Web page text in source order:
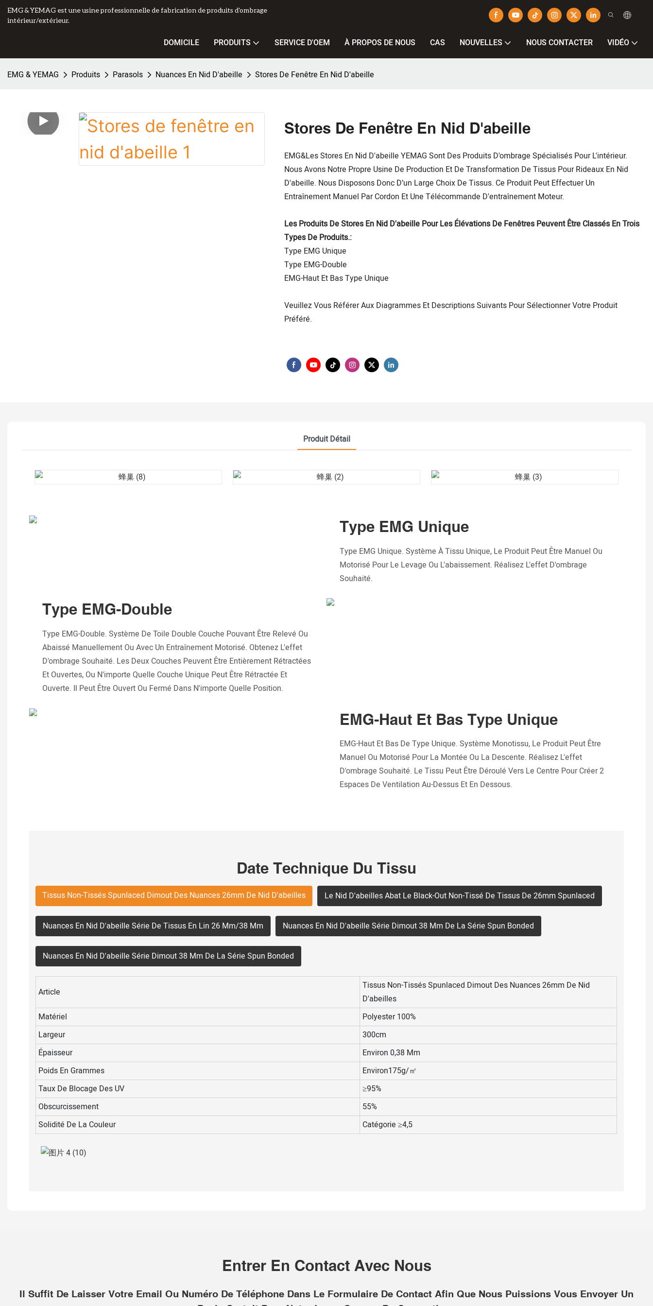
EMG & YEMAG est une usine professionnelle de fabrication de produits d'ombrage
intérieur/extérieur.
DOMICILE PRODUITS SERVICE D'OEM À PROPOS DE NOUS CAS NOUVELLES NOUS CONTACTER VIDÉO
EMG & YEMAG Produits Parasols Nuances En Nid D'abeille Stores De Fenêtre En Nid D'abeille
Stores De Fenêtre En Nid D'abeille
EMG&Les Stores En Nid D'abeille YEMAG Sont Des Produits D'ombrage Spécialisés Pour L'intérieur.
Nous Avons Notre Propre Usine De Production Et De Transformation De Tissus Pour Rideaux En Nid
D'abeille. Nous Disposons Donc D’un Large Choix De Tissus. Ce Produit Peut Effectuer Un
Entraînement Manuel Par Cordon Et Une Télécommande D'entraînement Moteur.
Les Produits De Stores En Nid D'abeille Pour Les Élévations De Fenêtres Peuvent Être Classés En Trois
Types De Produits.:
Type EMG Unique
Type EMG-Double
EMG-Haut Et Bas Type Unique
Veuillez Vous Référer Aux Diagrammes Et Descriptions Suivants Pour Sélectionner Votre Produit
Préféré.
Produit Détail
Type EMG Unique
Type EMG Unique. Système À Tissu Unique, Le Produit Peut Être Manuel Ou
Motorisé Pour Le Levage Ou L'abaissement. Réalisez L'effet D'ombrage
Souhaité.
Type EMG-Double
Type EMG-Double. Système De Toile Double Couche Pouvant Être Relevé Ou
Abaissé Manuellement Ou Avec Un Entraînement Motorisé. Obtenez L'effet
D'ombrage Souhaité. Les Deux Couches Peuvent Être Entièrement Rétractées
Et Ouvertes, Ou N'importe Quelle Couche Unique Peut Être Rétractée Et
Ouverte. Il Peut Être Ouvert Ou Fermé Dans N'importe Quelle Position.
EMG-Haut Et Bas Type Unique
EMG-Haut Et Bas De Type Unique. Système Monotissu, Le Produit Peut Être
Manuel Ou Motorisé Pour La Montée Ou La Descente. Réalisez L'effet
D'ombrage Souhaité. Le Tissu Peut Être Déroulé Vers Le Centre Pour Créer 2
Espaces De Ventilation Au-Dessus Et En Dessous.
Date Technique Du Tissu
Tissus Non-Tissés Spunlaced Dimout Des Nuances 26mm De Nid D'abeilles Le Nid D'abeilles Abat Le Black-Out Non-Tissé De Tissus De 26mm Spunlaced
Nuances En Nid D'abeille Série De Tissus En Lin 26 Mm/38 Mm Nuances En Nid D'abeille Série Dimout 38 Mm De La Série Spun Bonded
Nuances En Nid D'abeille Série Dimout 38 Mm De La Série Spun Bonded
Article
Tissus Non-Tissés Spunlaced Dimout Des Nuances 26mm De Nid
D'abeilles
Matériel
Polyester 100%
Largeur
300cm
Épaisseur
Environ 0,38 Mm
Poids En Grammes
Environ175g/㎡
Taux De Blocage Des UV
≥95%
Obscurcissement
55%
Solidité De La Couleur
Catégorie ≥4,5
Entrer En Contact Avec Nous
Il Suffit De Laisser Votre Email Ou Numéro De Téléphone Dans Le Formulaire De Contact Afin Que Nous Puissions Vous Envoyer Un